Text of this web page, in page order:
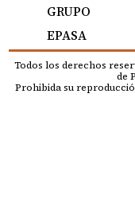
GRUPO
EPASA
Todos los derechos
de
Prohibida su